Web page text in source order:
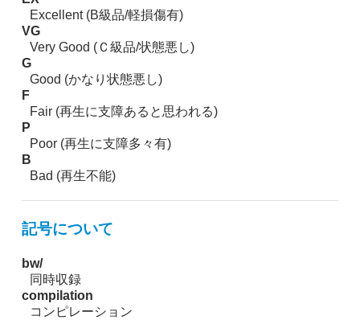
Excellent (B級品/軽損傷有)
VG
Very Good (Ｃ級品/状態悪し)
G
Good (かなり状態悪し)
F
Fair (再生に支障あると思われる)
P
Poor (再生に支障多々有)
B
Bad (再生不能)
記号について
bw/
同時収録
compilation
コンピレーション